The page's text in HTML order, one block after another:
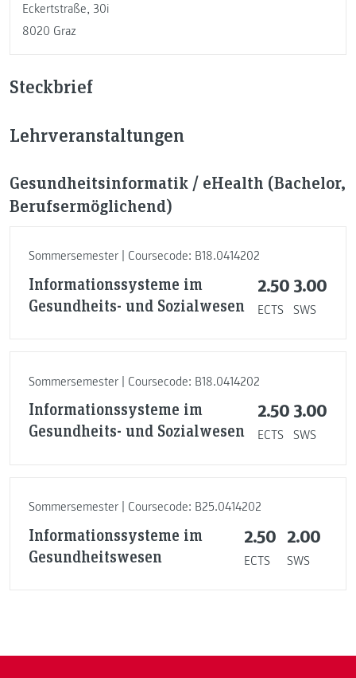
Eckertstraße, 30i
8020 Graz
Steckbrief
Lehrveranstaltungen
Gesundheitsinformatik / eHealth (Bachelor,
Berufsermöglichend)
Sommersemester | Coursecode: B18.0414202
Informationssysteme im
Gesundheits- und Sozialwesen
2.50
ECTS
3.00
SWS
Sommersemester | Coursecode: B18.0414202
Informationssysteme im
Gesundheits- und Sozialwesen
2.50
ECTS
3.00
SWS
Sommersemester | Coursecode: B25.0414202
Informationssysteme im
Gesundheitswesen
2.50
ECTS
2.00
SWS